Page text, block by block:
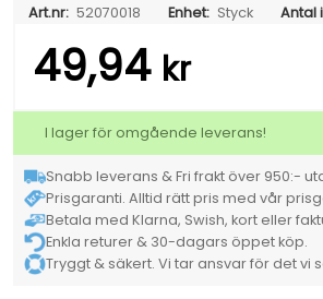
Art.nr: 52070018 Enhet: Styck Antal
49,94 kr
I lager för omgående leverans!
Snabb leverans & Fri frakt över 950:-
Prisgaranti. Alltid rätt pris med vår
Betala med Klarna, Swish, kort eller
Enkla returer & 30-dagars öppet köp.
Tryggt & säkert. Vi tar ansvar för det vi